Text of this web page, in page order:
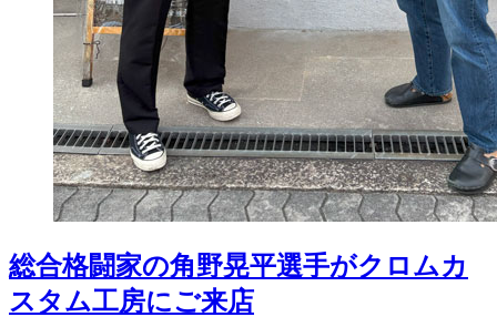
総合格闘家の角野晃平選手がクロムカ
スタム工房にご来店